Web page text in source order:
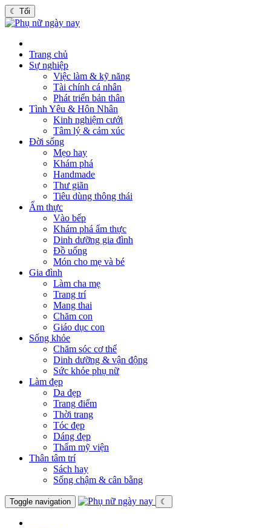
☾ Tối
Trang chủ
Sự nghiệp
Việc làm & kỹ năng
Tài chính cá nhân
Phát triển bản thân
Tình Yêu & Hôn Nhân
Kinh nghiệm cưới
Tâm lý & cảm xúc
Đời sống
Mẹo hay
Khám phá
Handmade
Thư giãn
Tiêu dùng thông thái
Ẩm thực
Vào bếp
Khám phá ẩm thực
Dinh dưỡng gia đình
Đồ uống
Món cho mẹ và bé
Gia đình
Làm cha mẹ
Trang trí
Mang thai
Chăm con
Giáo dục con
Sống khỏe
Chăm sóc cơ thể
Dinh dưỡng & vận động
Sức khỏe phụ nữ
Làm đẹp
Da đẹp
Trang điểm
Thời trang
Tóc đẹp
Dáng đẹp
Thẩm mỹ viện
Thân tâm trí
Sách hay
Sống chậm & cân bằng
Toggle navigation ☾